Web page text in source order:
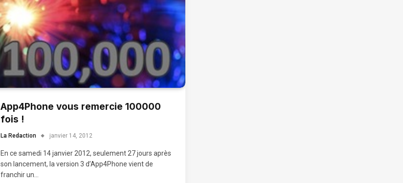
App4Phone vous remercie 100000
fois !
La Redaction janvier 14, 2012
En ce samedi 14 janvier 2012, seulement 27 jours après
son lancement, la version 3 d’App4Phone vient de
franchir un…